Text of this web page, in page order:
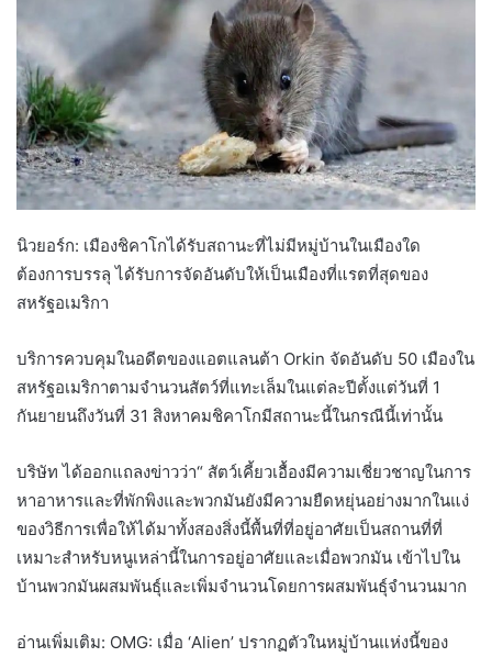
นิวยอร์ก: เมืองชิคาโกได้รับสถานะที่ไม่มีหมู่บ้านในเมืองใด
ต้องการบรรลุ ได้รับการจัดอันดับให้เป็นเมืองที่แรตที่สุดของ
สหรัฐอเมริกา
บริการควบคุมในอดีตของแอตแลนต้า Orkin จัดอันดับ 50 เมืองใน
สหรัฐอเมริกาตามจำนวนสัตว์ที่แทะเล็มในแต่ละปีตั้งแต่วันที่ 1
กันยายนถึงวันที่ 31 สิงหาคมชิคาโกมีสถานะนี้ในกรณีนี้เท่านั้น
บริษัท ได้ออกแถลงข่าวว่า“ สัตว์เคี้ยวเอื้องมีความเชี่ยวชาญในการ
หาอาหารและที่พักพิงและพวกมันยังมีความยืดหยุ่นอย่างมากในแง่
ของวิธีการเพื่อให้ได้มาทั้งสองสิ่งนี้พื้นที่ที่อยู่อาศัยเป็นสถานที่ที่
เหมาะสำหรับหนูเหล่านี้ในการอยู่อาศัยและเมื่อพวกมัน เข้าไปใน
บ้านพวกมันผสมพันธุ์และเพิ่มจำนวนโดยการผสมพันธุ์จำนวนมาก
อ่านเพิ่มเติม: OMG: เมื่อ ‘Alien’ ปรากฏตัวในหมู่บ้านแห่งนี้ของ